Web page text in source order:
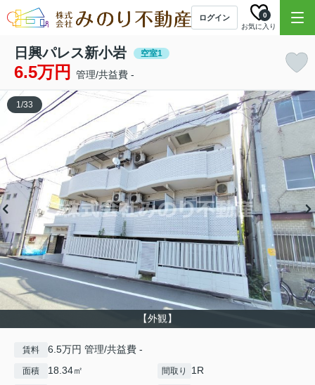
ログイン
お気に入り
0
日興パレス新小岩 空室1
6.5万円 管理/共益費 -
【外観】
1/33
賃料 6.5万円 管理/共益費 -
面積 18.34㎡ 間取り 1R